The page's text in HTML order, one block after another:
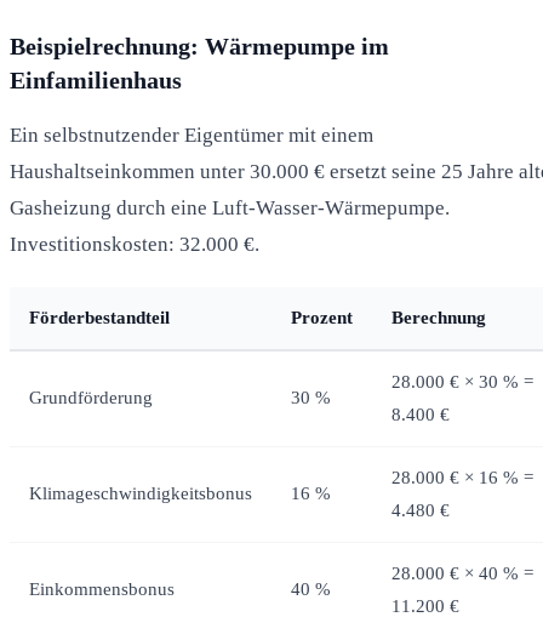
Beispielrechnung: Wärmepumpe im
Einfamilienhaus
Ein selbstnutzender Eigentümer mit einem
Haushaltseinkommen unter 30.000 € ersetzt seine 25 Jahre
Gasheizung durch eine Luft-Wasser-Wärmepumpe.
Investitionskosten: 32.000 €.
Förderbestandteil Prozent Berechnung
Grundförderung 30 %
28.000 € × 30 % =
8.400 €
Klimageschwindigkeitsbonus 16 %
28.000 € × 16 % =
4.480 €
Einkommensbonus 40 %
28.000 € × 40 % =
11.200 €